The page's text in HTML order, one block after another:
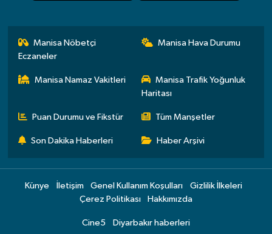
Manisa Nöbetçi
Eczaneler
Manisa Hava Durumu
Manisa Namaz Vakitleri
Manisa Trafik Yoğunluk
Haritası
Puan Durumu ve Fikstür Tüm Manşetler
Son Dakika Haberleri Haber Arşivi
Künye İletişim Genel Kullanım Koşulları
Gizlilik İlkeleri
Çerez Politikası
Hakkımızda
Cine5 Diyarbakır haberleri